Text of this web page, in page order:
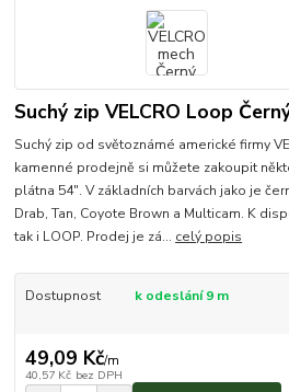
Suchý zip VELCRO Loop
Suchý zip od světoznámé americké firmy
kamenné prodejně si můžete zakoupit
plátna 54". V základních barvách jako je
Drab, Tan, Coyote Brown a Multicam. K
tak i LOOP. Prodej je zá... celý popis
Dostupnost k odeslání 9 m
49,09 Kč/m
40,57 Kč bez DPH